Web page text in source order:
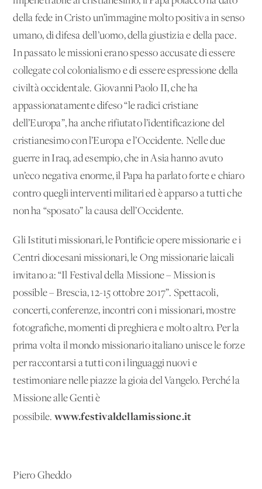
della fede in Cristo un’immagine molto positiva in senso
umano, di difesa dell’uomo, della giustizia e della pace.
In passato le missioni erano spesso accusate di essere
collegate col colonialismo e di essere espressione della
civiltà occidentale. Giovanni Paolo II, che ha
appassionatamente difeso “le radici cristiane
dell’Europa”, ha anche rifiutato l’identificazione del
cristianesimo con l’Europa e l’Occidente. Nelle due
guerre in Iraq, ad esempio, che in Asia hanno avuto
un’eco negativa enorme, il Papa ha parlato forte e chiaro
contro quegli interventi militari ed è apparso a tutti che
non ha “sposato” la causa dell’Occidente.
Gli Istituti missionari, le Pontificie opere missionarie e i
Centri diocesani missionari, le Ong missionarie laicali
invitano a: “Il Festival della Missione – Mission is
possible – Brescia, 12-15 ottobre 2017”. Spettacoli,
concerti, conferenze, incontri con i missionari, mostre
fotografiche, momenti di preghiera e molto altro. Per la
prima volta il mondo missionario italiano unisce le forze
per raccontarsi a tutti con i linguaggi nuovi e
testimoniare nelle piazze la gioia del Vangelo. Perché la
Missione alle Genti è
possibile. www.festivaldellamissione.it
Piero Gheddo